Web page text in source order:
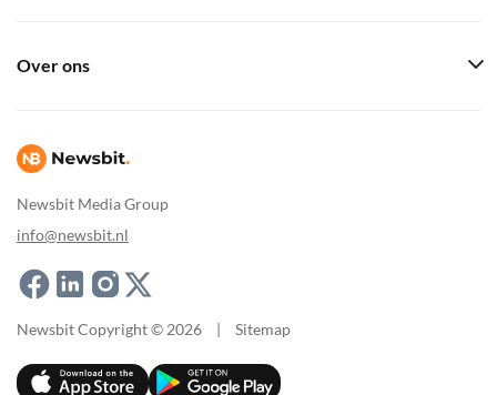
Newsbit Media Group
info@newsbit.nl
Over ons
Newsbit Copyright © 2026 | Sitemap